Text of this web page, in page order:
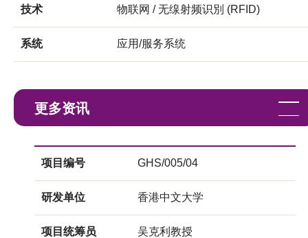
技术 物联网 / 无缐射频识別 (RFID)
系统 应用/服务系统
更多资讯
项目编号 GHS/005/04
研发单位 香港中文大学
项目统筹员 吴克利教授